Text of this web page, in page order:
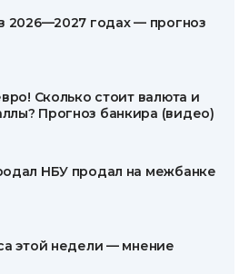
2026—2027 годах — прогноз
Сколько стоит валюта и
Прогноз банкира (видео)
НБУ продал на межбанке
этой недели — мнение